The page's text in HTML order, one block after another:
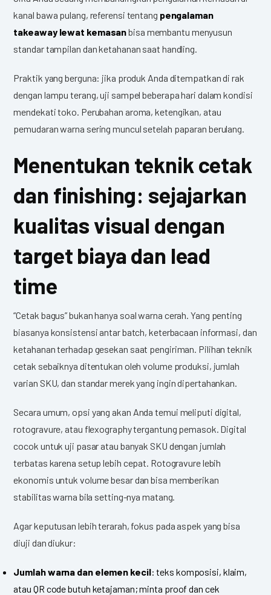
kanal bawa pulang, referensi tentang pengalaman
takeaway lewat kemasanbisa membantu menyusun
standar tampilan dan ketahanan saat handling.
Praktik yang berguna: jika produk Anda ditempatkan di rak
dengan lampu terang, uji sampel beberapa hari dalam kondisi
mendekati toko. Perubahan aroma, ketengikan, atau
pemudaran warna sering muncul setelah paparan berulang.
Menentukan teknik cetak
dan finishing: sejajarkan
kualitas visual dengan
target biaya dan lead
time
“Cetak bagus” bukan hanya soal warna cerah. Yang penting
biasanya konsistensi antar batch, keterbacaan informasi, dan
ketahanan terhadap gesekan saat pengiriman. Pilihan teknik
cetak sebaiknya ditentukan oleh volume produksi, jumlah
varian SKU, dan standar merek yang ingin dipertahankan.
Secara umum, opsi yang akan Anda temui meliputi digital,
rotogravure, atau flexography tergantung pemasok. Digital
cocok untuk uji pasar atau banyak SKU dengan jumlah
terbatas karena setup lebih cepat. Rotogravure lebih
ekonomis untuk volume besar dan bisa memberikan
stabilitas warna bila setting-nya matang.
Agar keputusan lebih terarah, fokus pada aspek yang bisa
diuji dan diukur:
Jumlah warna dan elemen kecil: teks komposisi, klaim,
atau QR code butuh ketajaman; minta proof dan cek